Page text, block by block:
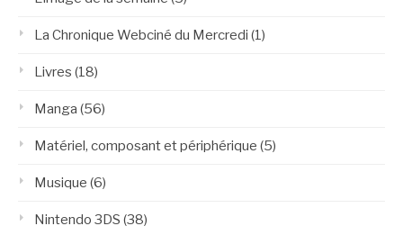
La Chronique Webciné du Mercredi (1)
Livres (18)
Manga (56)
Matériel, composant et périphérique (5)
Musique (6)
Nintendo 3DS (38)